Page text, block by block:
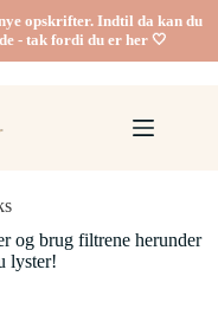
opskrifter. Indtil da kan du
- tak fordi du er her 🤍
og brug filtrene herunder
lyster!